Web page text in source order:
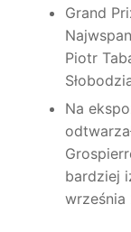
Grand
Piotr
Na
bardziej
września